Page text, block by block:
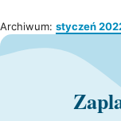
Archiwum: styczeń